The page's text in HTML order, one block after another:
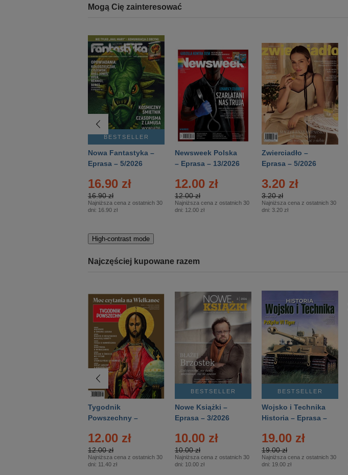
Mogą Cię zainteresować
BESTSELLER
Nowa Fantastyka –
Eprasa – 5/2026
16.90 zł
16.90 zł
Najniższa cena z ostatnich 30
dni: 16.90 zł
Newsweek Polska
– Eprasa – 13/2026
12.00 zł
12.00 zł
Najniższa cena z ostatnich 30
dni: 12.00 zł
Zwierciadło –
Eprasa – 5/2026
3.20 zł
3.20 zł
Najniższa cena z ostatnich 30
dni: 3.20 zł
High-contrast mode
Najczęściej kupowane razem
Tygodnik
Powszechny –
12.00 zł
12.00 zł
Najniższa cena z ostatnich 30
dni: 11.40 zł
BESTSELLER
Nowe Książki –
Eprasa – 3/2026
10.00 zł
10.00 zł
Najniższa cena z ostatnich 30
dni: 10.00 zł
BESTSELLER
Wojsko i Technika
Historia – Eprasa –
19.00 zł
19.00 zł
Najniższa cena z ostatnich 30
dni: 19.00 zł